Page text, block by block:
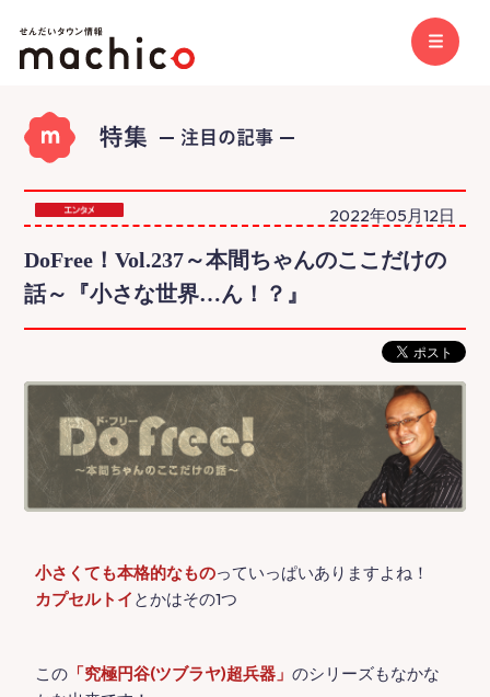
2022年05月12日
DoFree！Vol.237～本間ちゃんのここだけの
話～『小さな世界…ん！？』
小さくても本格的なものっていっぱいありますよね！
カプセルトイ とかはその1つ
この 「究極円谷(ツブラヤ)超兵器」のシリーズもなかな